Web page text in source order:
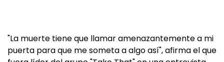
"La muerte tiene que llamar amenazantemente a mi
puerta para que me someta a algo así", afirma el que